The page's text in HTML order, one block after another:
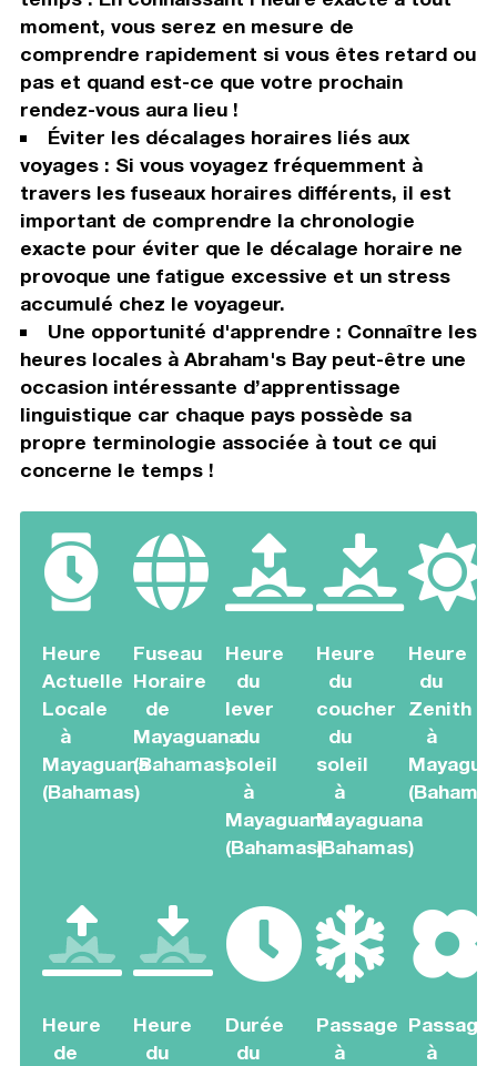
moment, vous serez en mesure de
comprendre rapidement si vous êtes retard ou
pas et quand est-ce que votre prochain
rendez-vous aura lieu !
Éviter les décalages horaires liés aux
voyages : Si vous voyagez fréquemment à
travers les fuseaux horaires différents, il est
important de comprendre la chronologie
exacte pour éviter que le décalage horaire ne
provoque une fatigue excessive et un stress
accumulé chez le voyageur.
Une opportunité d'apprendre : Connaître les
heures locales à Abraham's Bay peut-être une
occasion intéressante d’apprentissage
linguistique car chaque pays possède sa
propre terminologie associée à tout ce qui
concerne le temps !
Heure
Actuelle
Locale
à
Mayaguana
(Bahamas)
Fuseau
Horaire
de
Mayaguana
(Bahamas)
Heure
du
lever
du
soleil
à
Mayaguana
(Bahamas)
Heure
du
coucher
du
soleil
à
Mayaguana
(Bahamas)
Heure
du
Zenith
à
Heure
de
Heure
du
Durée
du
Passage
à
Passage
à